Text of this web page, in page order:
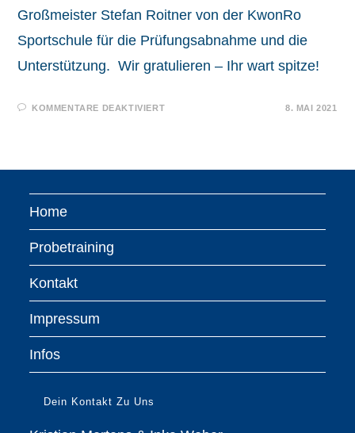
Großmeister Stefan Roitner von der KwonRo
Sportschule für die Prüfungsabnahme und die
Unterstützung. Wir gratulieren – Ihr wart spitze!
KOMMENTARE DEAKTIVIERTFÜR
8. MAI 2021
Home
Probetraining
Kontakt
Impressum
Infos
Dein Kontakt Zu Uns